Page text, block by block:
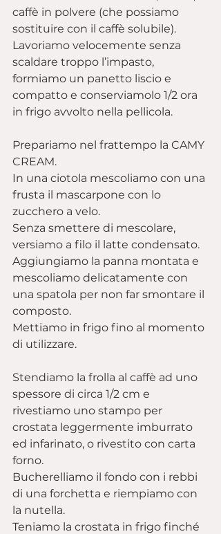
caffè in polvere (che possiamo
sostituire con il caffè solubile).
Lavoriamo velocemente senza
scaldare troppo l’impasto,
formiamo un panetto liscio e
compatto e conserviamolo 1/2 ora
in frigo avvolto nella pellicola.
Prepariamo nel frattempo la CAMY
CREAM.
In una ciotola mescoliamo con una
frusta il mascarpone con lo
zucchero a velo.
Senza smettere di mescolare,
versiamo a filo il latte condensato.
Aggiungiamo la panna montata e
mescoliamo delicatamente con
una spatola per non far smontare il
composto.
Mettiamo in frigo fino al momento
di utilizzare.
Stendiamo la frolla al caffè ad uno
spessore di circa 1/2 cm e
rivestiamo uno stampo per
crostata leggermente imburrato
ed infarinato, o rivestito con carta
forno.
Bucherelliamo il fondo con i rebbi
di una forchetta e riempiamo con
la nutella.
Teniamo la crostata in frigo finché